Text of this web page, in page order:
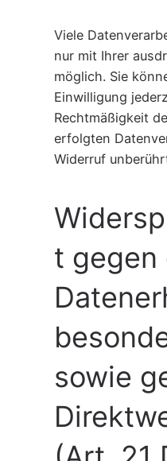
Viele
nur mit Ihrer
möglich. Sie
Einwilligung
Rechtmäßigkeit
erfolgten
Widerruf
t gegen
sowie